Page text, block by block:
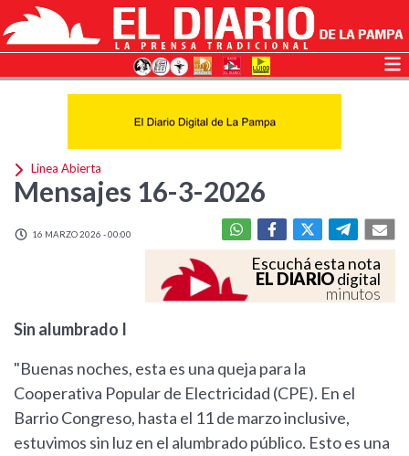
Linea Abierta
Mensajes 16-3-2026
16 MARZO 2026 - 00:00
Escuchá esta nota
EL DIARIOdigital
minutos
Sin alumbrado I
"Buenas noches, esta es una queja para la
Cooperativa Popular de Electricidad (CPE). En el
Barrio Congreso, hasta el 11 de marzo inclusive,
estuvimos sin luz en el alumbrado público. Esto es una